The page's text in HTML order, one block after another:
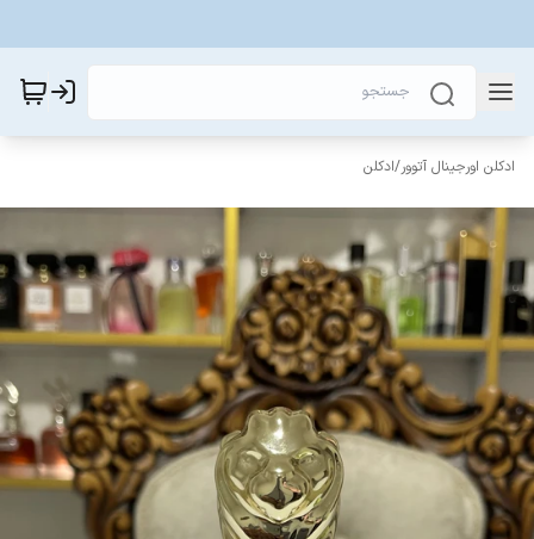
ادکلن اورجینال آتوور/ادکلن